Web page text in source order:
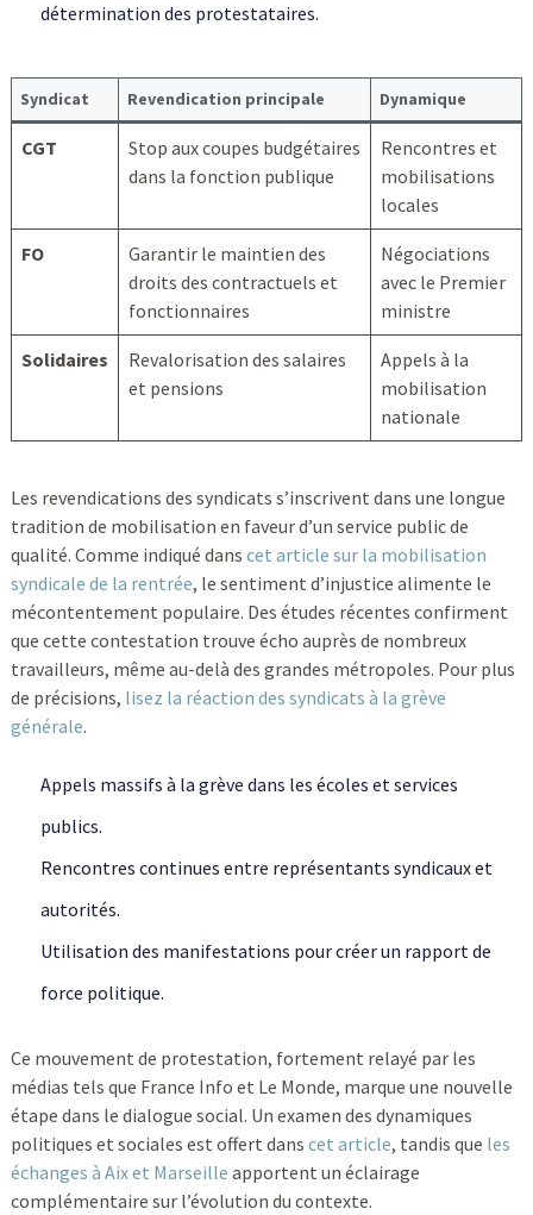
détermination des protestataires.
Syndicat Revendication principale Dynamique
CGT
Stop aux coupes budgétaires
dans la fonction publique
Rencontres et
mobilisations
locales
FO
Garantir le maintien des
droits des contractuels et
fonctionnaires
Négociations
avec le Premier
ministre
Solidaires
Revalorisation des salaires
et pensions
Appels à la
mobilisation
nationale
Les revendications des syndicats s’inscrivent dans une longue
tradition de mobilisation en faveur d’un service public de
qualité. Comme indiqué dans cet article sur la mobilisation
syndicale de la rentrée, le sentiment d’injustice alimente le
mécontentement populaire. Des études récentes confirment
que cette contestation trouve écho auprès de nombreux
travailleurs, même au-delà des grandes métropoles. Pour plus
de précisions, lisez la réaction des syndicats à la grève
générale.
Appels massifs à la grève dans les écoles et services
publics.
Rencontres continues entre représentants syndicaux et
autorités.
Utilisation des manifestations pour créer un rapport de
force politique.
Ce mouvement de protestation, fortement relayé par les
médias tels que France Info et Le Monde, marque une nouvelle
étape dans le dialogue social. Un examen des dynamiques
politiques et sociales est offert dans cet article, tandis que les
échanges à Aix et Marseille apportent un éclairage
complémentaire sur l’évolution du contexte.